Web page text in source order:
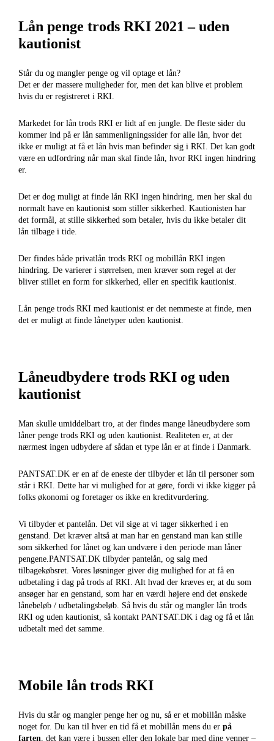
Lån penge trods RKI 2021 – uden
kautionist
Står du og mangler penge og vil optage et lån?
Det er der massere muligheder for, men det kan blive et problem
hvis du er registreret i RKI.
Markedet for lån trods RKI er lidt af en jungle. De fleste sider du
kommer ind på er lån sammenligningssider for alle lån, hvor det
ikke er muligt at få et lån hvis man befinder sig i RKI. Det kan godt
være en udfordring når man skal finde lån, hvor RKI ingen hindring
er.
Det er dog muligt at finde lån RKI ingen hindring, men her skal du
normalt have en kautionist som stiller sikkerhed. Kautionisten har
det formål, at stille sikkerhed som betaler, hvis du ikke betaler dit
lån tilbage i tide.
Der findes både privatlån trods RKI og mobillån RKI ingen
hindring. De varierer i størrelsen, men kræver som regel at der
bliver stillet en form for sikkerhed, eller en specifik kautionist.
Lån penge trods RKI med kautionist er det nemmeste at finde, men
det er muligt at finde lånetyper uden kautionist.
Låneudbydere trods RKI og uden
kautionist
Man skulle umiddelbart tro, at der findes mange låneudbydere som
låner penge trods RKI og uden kautionist. Realiteten er, at der
nærmest ingen udbydere af sådan et type lån er at finde i Danmark.
PANTSAT.DK er en af de eneste der tilbyder et lån til personer som
står i RKI. Dette har vi mulighed for at gøre, fordi vi ikke kigger på
folks økonomi og foretager os ikke en kreditvurdering.
Vi tilbyder et pantelån. Det vil sige at vi tager sikkerhed i en
genstand. Det kræver altså at man har en genstand man kan stille
som sikkerhed for lånet og kan undvære i den periode man låner
pengene.PANTSAT.DK tilbyder pantelån, og salg med
tilbagekøbsret. Vores løsninger giver dig mulighed for at få en
udbetaling i dag på trods af RKI. Alt hvad der kræves er, at du som
ansøger har en genstand, som har en værdi højere end det ønskede
lånebeløb / udbetalingsbeløb. Så hvis du står og mangler lån trods
RKI og uden kautionist, så kontakt PANTSAT.DK i dag og få et lån
udbetalt med det samme.
Mobile lån trods RKI
Hvis du står og mangler penge her og nu, så er et mobillån måske
noget for. Du kan til hver en tid få et mobillån mens du er på
farten, det kan være i bussen eller den lokale bar med dine venner –